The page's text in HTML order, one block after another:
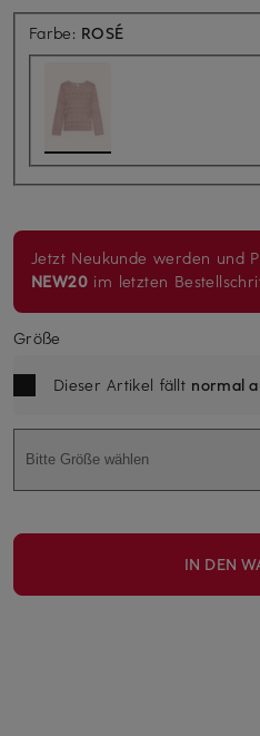
Farbe: ROSÉ
Jetzt Neukunde werden und
NEW20 im letzten
Größe
Dieser Artikel fällt normal
Bitte Größe wählen
IN DEN